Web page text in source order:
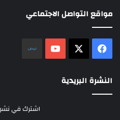
مواقع التواصل الاجتماعي
فيسبوك ‫YouTube
النشرة البريدية
اشترك في